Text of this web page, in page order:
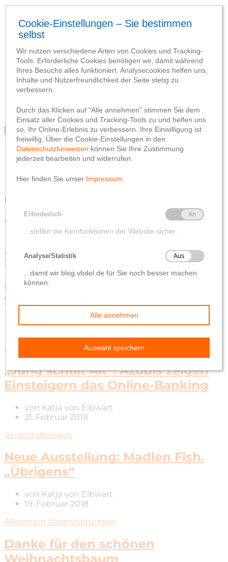
Blog
Webseite
Datenschutzhinweis
Impressum
Blog
Webseite
Impressum
Kategorien durchsuchen
Veranstaltungen
Ausbildung Online-Banking
Rund ums Geld
Veranstaltungen
Azubis helfen beim Einstieg ins
Online-Banking
Katja von Elbwart
Ausbildung
Online-Banking Veranstaltungen
„Jung schult Alt“: Azubis zeigen
Einsteigern das Online-Banking
von Katja von Elbwart
21. Februar 2018
Veranstaltungen
Neue Ausstellung: Madlen Fish.
„Übrigens“
von Katja von Elbwart
19. Februar 2018
Allgemein Veranstaltungen
Danke für den schönen
Weihnachtsbaum